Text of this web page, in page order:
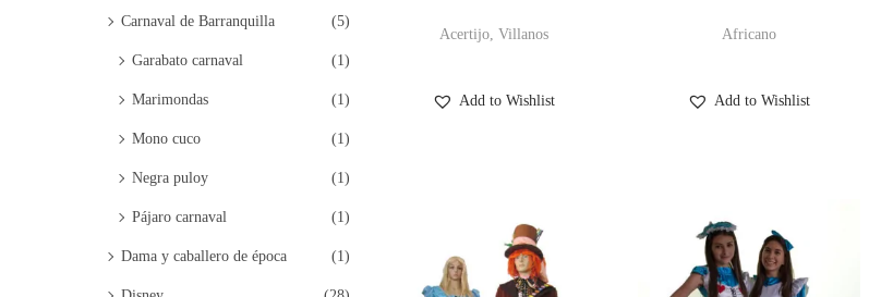
Acertijo, Villanos
Add to Wishlist
Africano
Add to Wishlist
Carnaval de Barranquilla (5)
Garabato carnaval (1)
Marimondas (1)
Mono cuco (1)
Negra puloy (1)
Pájaro carnaval (1)
Dama y caballero de época (1)